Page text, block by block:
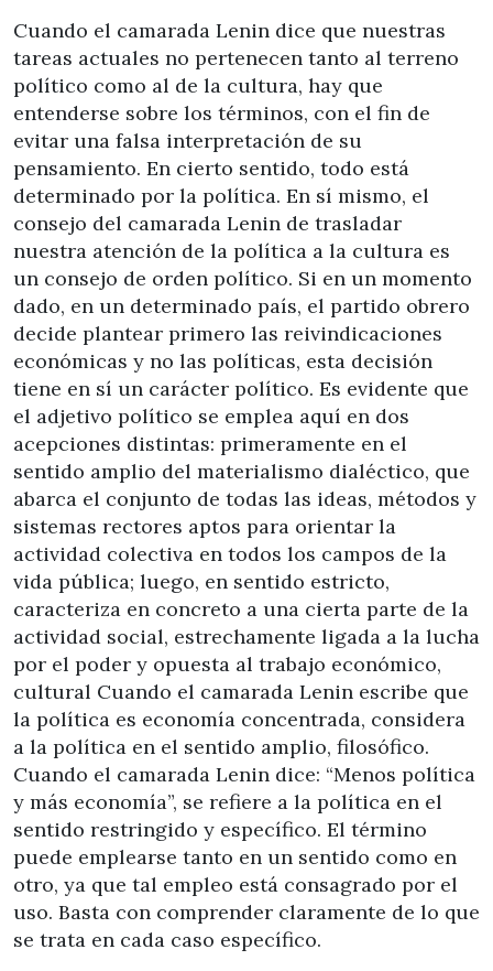
Cuando el camarada Lenin dice que nuestras
tareas actuales no pertenecen tanto al terreno
político como al de la cultura, hay que
entenderse sobre los términos, con el fin de
evitar una falsa interpretación de su
pensamiento. En cierto sentido, todo está
determinado por la política. En sí mismo, el
consejo del camarada Lenin de trasladar
nuestra atención de la política a la cultura es
un consejo de orden político. Si en un momento
dado, en un determinado país, el partido obrero
decide plantear primero las reivindicaciones
económicas y no las políticas, esta decisión
tiene en sí un carácter político. Es evidente que
el adjetivo político se emplea aquí en dos
acepciones distintas: primeramente en el
sentido amplio del materialismo dialéctico, que
abarca el conjunto de todas las ideas, métodos y
sistemas rectores aptos para orientar la
actividad colectiva en todos los campos de la
vida pública; luego, en sentido estricto,
caracteriza en concreto a una cierta parte de la
actividad social, estrechamente ligada a la lucha
por el poder y opuesta al trabajo económico,
cultural Cuando el camarada Lenin escribe que
la política es economía concentrada, considera
a la política en el sentido amplio, filosófico.
Cuando el camarada Lenin dice: “Menos política
y más economía”, se refiere a la política en el
sentido restringido y específico. El término
puede emplearse tanto en un sentido como en
otro, ya que tal empleo está consagrado por el
uso. Basta con comprender claramente de lo que
se trata en cada caso específico.